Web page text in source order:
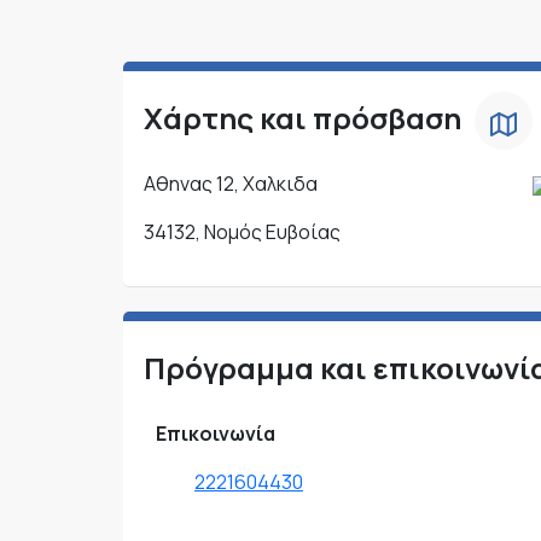
Χάρτης και πρόσβαση
Αθηνας 12, Χαλκιδα
34132, Νομός Ευβοίας
Πρόγραμμα και
Επικοινωνία
2221604430